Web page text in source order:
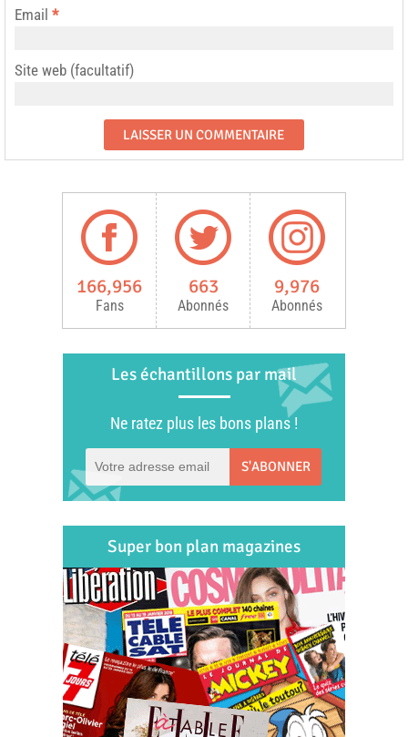
Email *
Site web (facultatif)
166,956
Fans
663
Abonnés
9,976
Abonnés
Les échantillons par mail
Ne ratez plus les bons plans !
S'ABONNER
Super bon plan magazines